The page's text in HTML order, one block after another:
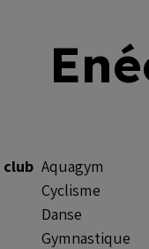
club Aquagym
Cyclisme
Danse
Gymnastique